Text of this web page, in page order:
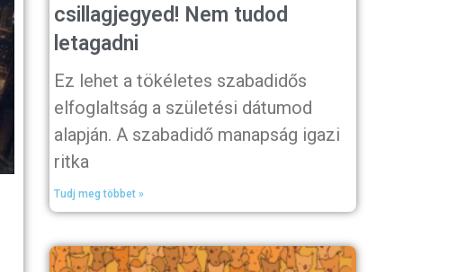
csillagjegyed! Nem tudod
letagadni
Ez lehet a tökéletes szabadidős
elfoglaltság a születési dátumod
alapján. A szabadidő manapság igazi
ritka
Tudj meg többet »